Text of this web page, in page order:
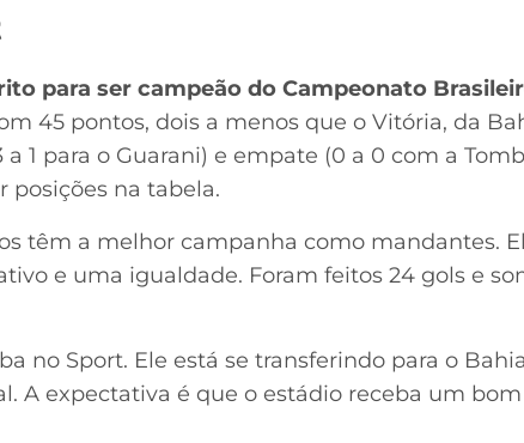
para ser campeão do Campeonato
45 pontos, dois a menos que o Vitória, da
1 para o Guarani) e empate (0 a 0 com a
posições na tabela.
têm a melhor campanha como mandantes.
e uma igualdade. Foram feitos 24 gols e
no Sport. Ele está se transferindo para o
A expectativa é que o estádio receba um bom